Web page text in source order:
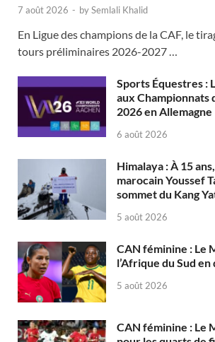
7 août 2026 - bySemlali Khalid
En Ligue des champions de la CAF, le
tours préliminaires 2026-2027 …
Sports Équestres :
aux Championnats
2026 en Allemagne
6 août 2026
Himalaya : À 15
marocain Youssef
sommet du Kang
5 août 2026
CAN féminine : Le
l’Afrique du Sud
5 août 2026
CAN féminine : Le